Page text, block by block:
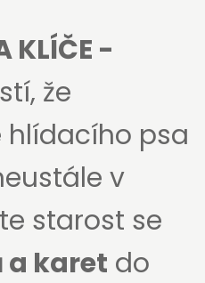
KLÍČE -
že
psa
v
starost se
a karet do